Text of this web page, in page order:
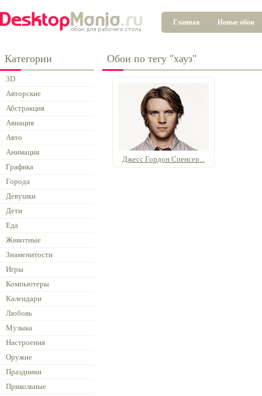
Главная Новые обои
Категории
3D
Авторские
Абстракция
Авиация
Авто
Анимация
Графика
Города
Девушки
Дети
Еда
Животные
Знаменитости
Игры
Компьютеры
Календари
Любовь
Музыка
Настроения
Оружие
Праздники
Прикольные
Обои по тегу "хауз"
Джесс Гордон Спенсер...